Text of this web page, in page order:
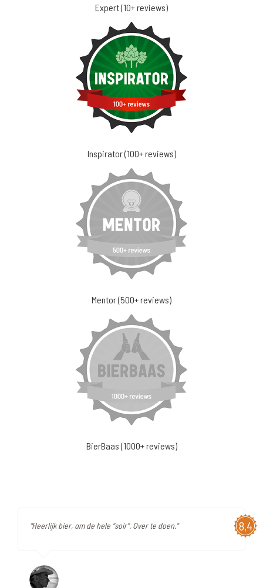
Expert (10+ reviews)
Inspirator (100+ reviews)
Mentor (500+ reviews)
BierBaas (1000+ reviews)
8,4
"Heerlijk bier, om de hele “soir”. Over te doen."